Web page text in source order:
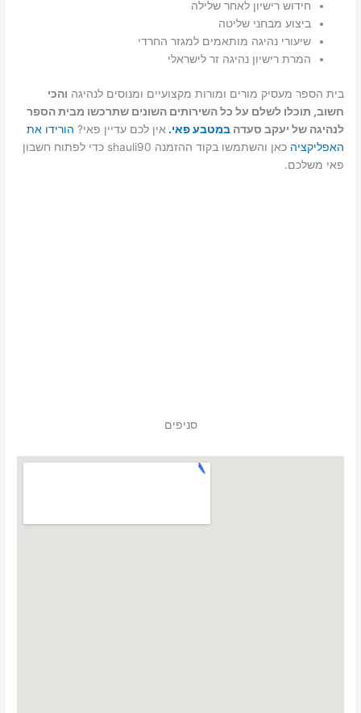
חידוש רישיון לאחר שלילה
ביצוע מבחני שליטה
שיעורי נהיגה מותאמים למגזר החרדי
המרת רישיון נהיגה זר לישראלי
בית הספר מעסיק מורים ומורות מקצועיים ומנוסים לנהיגה והכי
חשוב, תוכלו לשלם על כל השירותים השונים שתרכשו מבית הספר
לנהיגה של יעקב סעדהבמטבע פאי. אין לכם עדיין פאי? הורידו את
האפליקציה
כאן והשתמשו בקוד ההזמנה shauli90 כדי לפתוח חשבון
פאי משלכם.
סניפים